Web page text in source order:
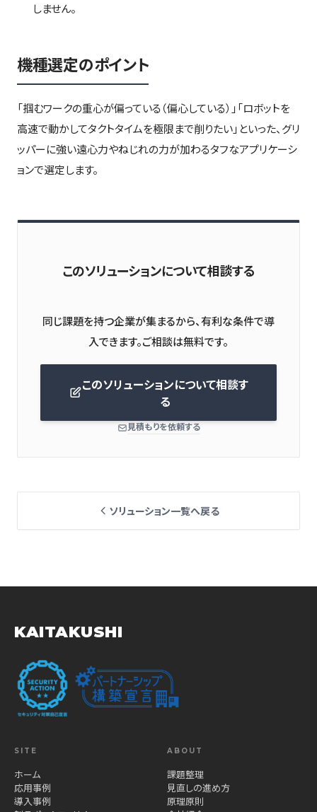
しません。
機種選定のポイント
「掴むワークの重心が偏っている（偏心している）」「ロボットを
高速で動かしてタクトタイムを極限まで削りたい」といった、グリ
ッパーに強い遠心力やねじれの力が加わるタフなアプリケーシ
ョンで選定します。
このソリューションについて相談する
同じ課題を持つ企業が集まるから、有利な条件で導
このソリューションについて相談す
る
見積もりを依頼する
ソリューション一覧へ戻る
KAITAKUSHI
SITE
ホーム
応用事例
導入事例
ABOUT
課題整理
見直しの進め方
原理原則